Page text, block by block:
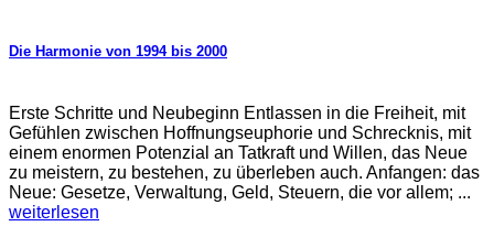
Die Harmonie von 1994 bis 2000
Erste Schritte und Neubeginn Entlassen in die Freiheit, mit
Gefühlen zwischen Hoffnungseuphorie und Schrecknis, mit
einem enormen Potenzial an Tatkraft und Willen, das Neue
zu meistern, zu bestehen, zu überleben auch. Anfangen: das
Neue: Gesetze, Verwaltung, Geld, Steuern, die vor allem; ...
weiterlesen